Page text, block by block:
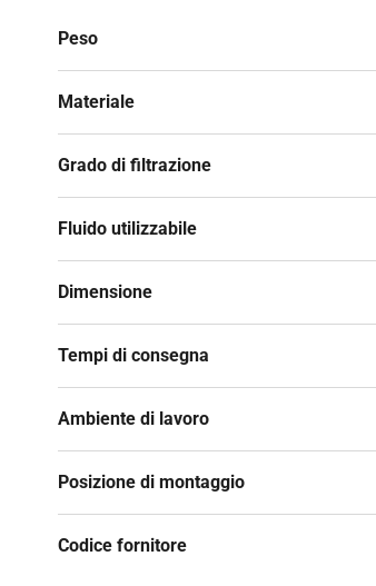
Peso
Materiale
Grado di filtrazione
Fluido utilizzabile
Dimensione
Tempi di consegna
Ambiente di lavoro
Posizione di montaggio
Codice fornitore